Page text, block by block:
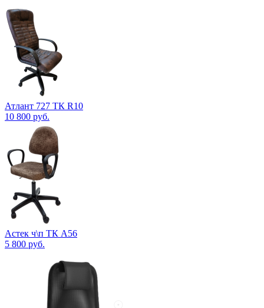
Атлант 727 ТК R10
10 800 руб.
Астек ч\п ТК А56
5 800 руб.